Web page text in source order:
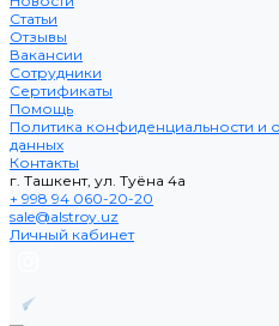
Статьи
Отзывы
Вакансии
Сотрудники
Сертификаты
Помощь
Политика конфиденциальности и
данных
Контакты
г. Ташкент, ул. Туёна 4а
+ 998 94 060-20-20
sale@alstroy.uz
Личный кабинет